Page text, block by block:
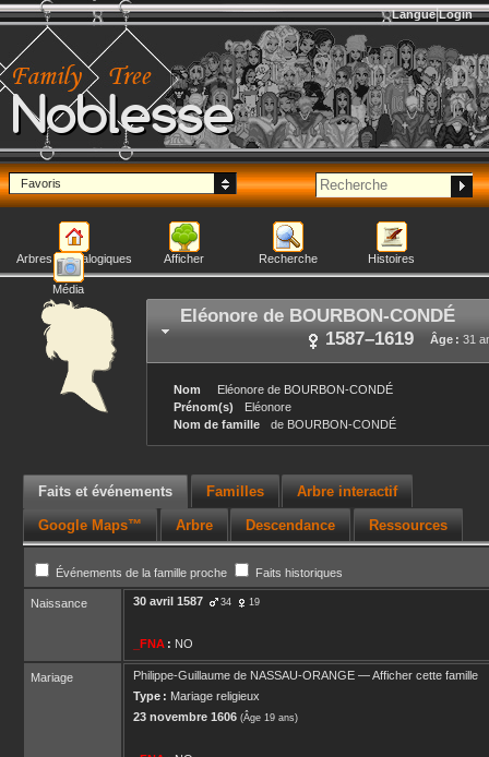
Noblesse
Langue Login
Favoris
Arbres généalogiques Afficher Recherche Histoires
Média
Eléonore de BOURBON-CONDÉ
Âge : 31
1587–1619
Nom Eléonore de BOURBON-CONDÉ
Prénom(s)
Eléonore
Nom de famille
de BOURBON-CONDÉ
Faits et événements Familles Arbre interactif
Google Maps™ Arbre Descendance Ressources
Événements de la famille proche Faits historiques
Naissance 30 avril 1587 34 19
_FNA : NO
Mariage Philippe-Guillaume de NASSAU-ORANGE —Afficher cette famille
Type : Mariage religieux
23 novembre 1606 (Âge 19 ans)